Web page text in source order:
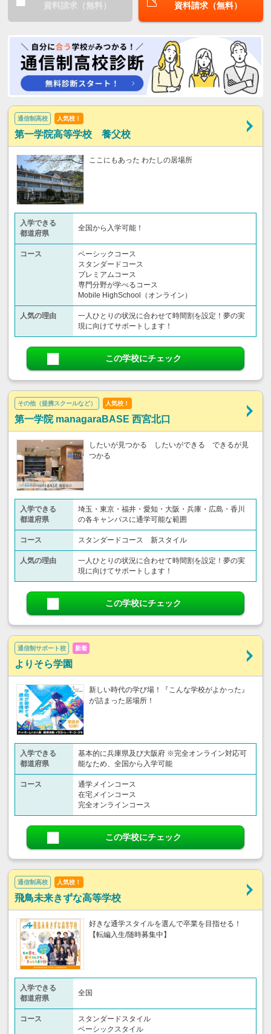
資料請求（無料）
資料請求（無料）
通信制高校 人気校！
第一学院高等学校 養父校
ここにもあった わたしの居場所
入学できる
都道府県
全国から入学可能！
コース
ベーシックコース
スタンダードコース
プレミアムコース
専門分野が学べるコース
Mobile HighSchool（オンライン）
人気の理由
一人ひとりの状況に合わせて時間割を設定！夢の実
現に向けてサポートします！
この学校にチェック
その他（提携スクールなど） 人気校！
第一学院 managaraBASE 西宮北口
したいが見つかる したいができる できるが見
つかる
入学できる
都道府県
埼玉・東京・福井・愛知・大阪・兵庫・広島・香川
の各キャンパスに通学可能な範囲
コース スタンダードコース 新スタイル
人気の理由
一人ひとりの状況に合わせて時間割を設定！夢の実
現に向けてサポートします！
この学校にチェック
通信制サポート校 新着
よりそら学園
新しい時代の学び場！『こんな学校がよかった』
が詰まった居場所！
入学できる
都道府県
基本的に兵庫県及び大阪府 ※完全オンライン対応可
能なため、全国から入学可能
コース
通学メインコース
在宅メインコース
完全オンラインコース
この学校にチェック
通信制高校 人気校！
飛鳥未来きずな高等学校
好きな通学スタイルを選んで卒業を目指せる！
【転編入生/随時募集中】
入学できる
都道府県
全国
コース
スタンダードスタイル
ベーシックスタイル